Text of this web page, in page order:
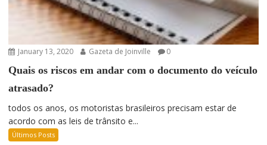
January 13, 2020 Gazeta de Joinville 0
Quais os riscos em andar com o documento do veículo
atrasado?
todos os anos, os motoristas brasileiros precisam estar de
acordo com as leis de trânsito e...
Últimos Posts